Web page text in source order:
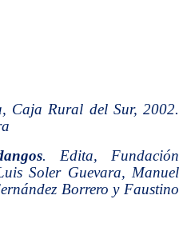
Caja Rural del Sur, 2002.
. Edita, Fundación
Soler Guevara, Manuel
Borrero y Faustino